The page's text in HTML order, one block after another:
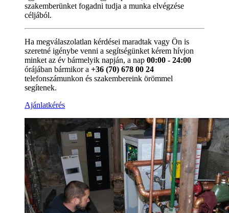
szakemberünket fogadni tudja a munka elvégzése
céljából.
Ha megválaszolatlan kérdései maradtak vagy Ön is
szeretné igénybe venni a segítségünket kérem hívjon
minket az év bármelyik napján, a nap 00:00 - 24:00
órájában bármikor a +36 (70) 678 00 24
telefonszámunkon és szakembereink örömmel
segítenek.
Ajánlatkérés